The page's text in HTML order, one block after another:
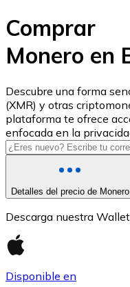
USD Coin
USDC
Comprar
Monero en
Descubre una forma
(XMR) y otras
plataforma te ofrece
enfocada en la
Detalles del precio de Monero
Descarga nuestra
Disponible en